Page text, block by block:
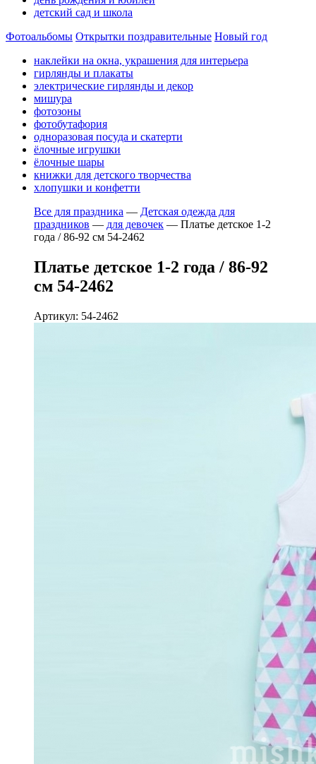
детский сад и школа
Фотоальбомы Открытки поздравительные Новый год
наклейки на окна, украшения для интерьера
гирлянды и плакаты
электрические гирлянды и декор
мишура
фотозоны
фотобутафория
одноразовая посуда и скатерти
ёлочные игрушки
ёлочные шары
книжки для детского творчества
хлопушки и конфетти
Все для праздника — Детская одежда для
праздников — для девочек — Платье детское 1-2
года / 86-92 см 54-2462
Платье детское 1-2 года / 86-92
см 54-2462
Артикул: 54-2462